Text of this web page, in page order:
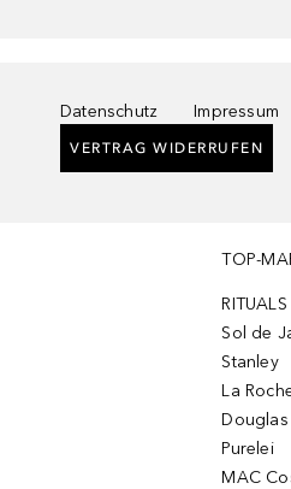
Datenschutz Impressum
VERTRAG WIDERRUFEN
TOP-
RITUALS
Sol de
Stanley
La
Purelei
MAC